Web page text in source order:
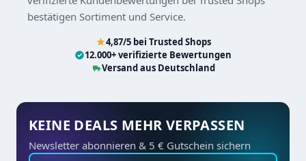
bestätigen Sortiment und Service.
4,87/5 bei Trusted Shops
12.000+ verifizierte Bewertungen
Versand aus Deutschland
KEINE DEALS MEHR VERPASSEN
Newsletter abonnieren & 5 € Gutschein sichern